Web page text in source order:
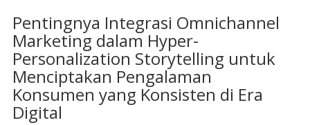
Pentingnya Integrasi Omnichannel
Marketing dalam Hyper-
Personalization Storytelling untuk
Menciptakan Pengalaman
Konsumen yang Konsisten di Era
Digital